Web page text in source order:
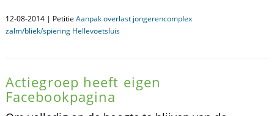
12-08-2014 | Petitie Aanpak overlast jongerencomplex
zalm/bliek/spiering Hellevoetsluis
Actiegroep heeft eigen
Facebookpagina